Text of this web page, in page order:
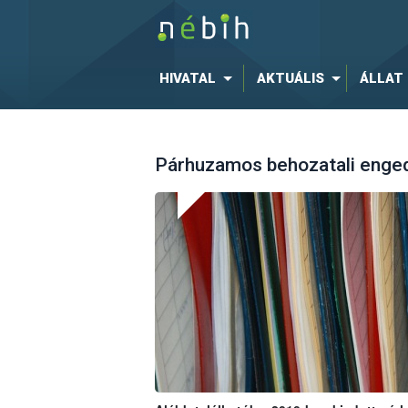
HIVATAL AKTUÁLIS ÁLLAT
Párhuzamos behozatali